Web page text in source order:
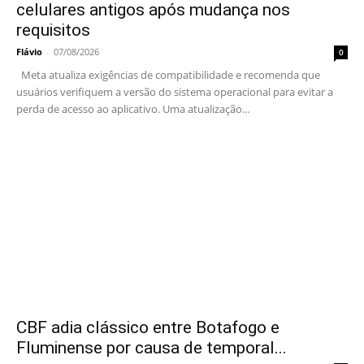
celulares antigos após mudança nos
requisitos
Flávio - 07/08/2026 0
Meta atualiza exigências de compatibilidade e recomenda que
usuários verifiquem a versão do sistema operacional para evitar a
perda de acesso ao aplicativo. Uma atualização...
CBF adia clássico entre Botafogo e
Fluminense por causa de temporal...